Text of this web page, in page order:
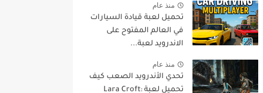
منذ عام
تحميل لعبة قيادة السيارات
في العالم المفتوح على
الاندرويد لعبة...
منذ عام
تحدي الأندرويد الصعب كيف
تحميل لعبة Lara Croft: